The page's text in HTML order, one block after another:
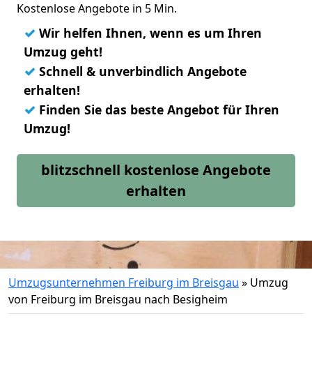
Kostenlose Angebote in 5 Min.
✓ Wir helfen Ihnen, wenn es um Ihren
Umzug geht!
✓ Schnell & unverbindlich Angebote
erhalten!
✓ Finden Sie das beste Angebot für Ihren
Umzug!
blitzschnell kostenlose Angebote
erhalten
Umzugsunternehmen Freiburg im Breisgau » Umzug
von Freiburg im Breisgau nach Besigheim